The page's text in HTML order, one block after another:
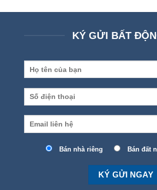
KÝ GỬI BẤT
Bán nhà riêng Bán đất